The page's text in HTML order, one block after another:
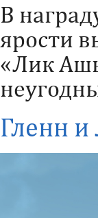
В
ярости
«Лик
Гленн и